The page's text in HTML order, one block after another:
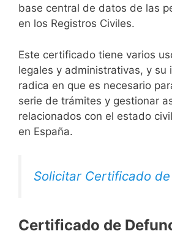
base central de datos de las
en los Registros Civiles.
Este certificado tiene varios
legales y administrativas, y su
radica en que es necesario
serie de trámites y gestionar
relacionados con el estado
en España.
Solicitar Certificado
Certificado de